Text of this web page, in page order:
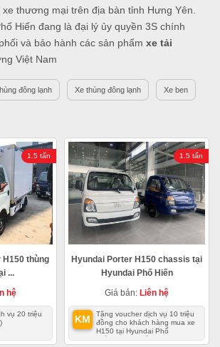
thương mại trên địa bàn tỉnh Hưng Yên.
Hiến đang là đại lý ủy quyền 3S chính
và bảo hành các sản phẩm xe tải
Việt Nam
đông lạnh Xe thùng đông lạnh Xe ben
1.5 tấn
H150 thùng
...
hệ
vụ 20 triệu
1.5 tấn
Hyundai Porter H150 chassis tại
Hyundai Phố Hiến
Giá bán: Liên hệ
KM
Tặng voucher dịch vụ 10 triệu
đồng cho khách hàng mua xe
H150 tại Hyundai Phố
Hiến(xem chi tiết)